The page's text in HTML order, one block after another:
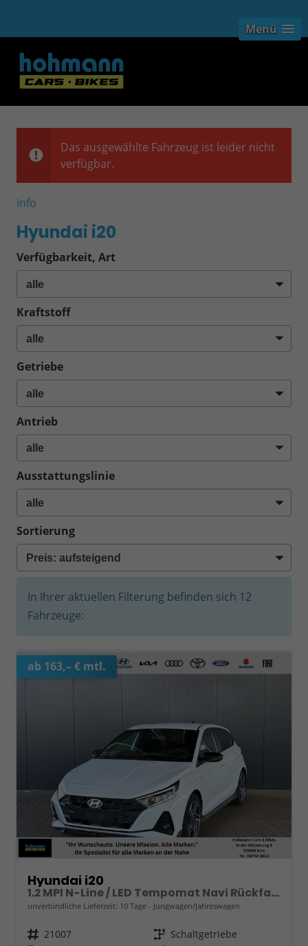
Menü
Das ausgewählte Fahrzeug ist leider nicht
verfügbar.
info
Hyundai i20
Verfügbarkeit, Art
Kraftstoff
Getriebe
Antrieb
Ausstattungslinie
Sortierung
In Ihrer aktuellen Filterung befinden sich 12
Fahrzeuge:
ab 163,– € mtl.
Hyundai i20
1.2 MPI N-Line / LED Tempomat Navi Rückfahrkamera Alu 17"
unverbindliche Lieferzeit: 10 Tage Jungwagen/Jahreswagen
Fahrzeugnr. 21007 Getriebe Schaltgetriebe